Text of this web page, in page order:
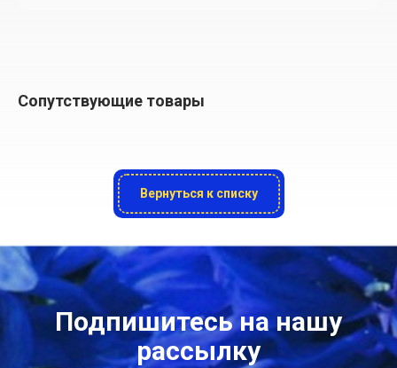
Сопутствующие товары
Вернуться к списку
Подпишитесь на нашу
рассылку